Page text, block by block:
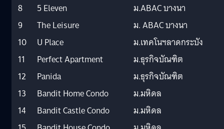
8
5 Eleven
ม.ABAC บางนา
9
The Leisure
ม. ABAC บางนา
10
U Place
ม.เทคโนฯลาดกระบัง
11
Perfect Apartment
ม.ธุรกิจบัณฑิต
12
Panida
ม.ธุรกิจบัณฑิต
13
Bandit Home Condo
ม.มหิดล
14
Bandit Castle Condo
ม.มหิดล